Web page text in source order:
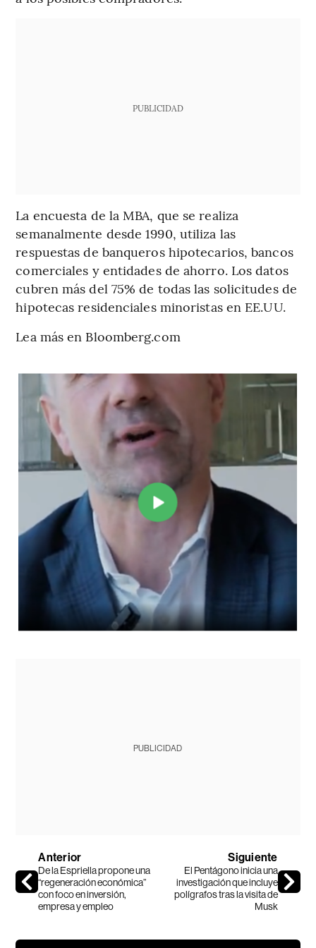
PUBLICIDAD
La encuesta de la MBA, que se realiza
semanalmente desde 1990, utiliza las
respuestas de banqueros hipotecarios, bancos
comerciales y entidades de ahorro. Los datos
cubren más del 75% de todas las solicitudes de
hipotecas residenciales minoristas en EE.UU.
Lea más en Bloomberg.com
PUBLICIDAD
Anterior
De la Espriella propone una
“regeneración económica”
con foco en inversión,
empresa y empleo
Siguiente
El Pentágono inicia una
investigación que incluye
polígrafos tras la visita de
Musk